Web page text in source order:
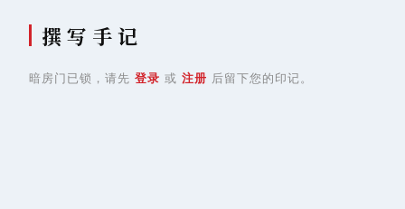
撰 写 手 记
暗房门已锁，请先 登录 或 注册 后留下您的印记。